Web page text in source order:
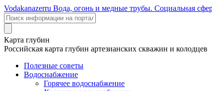
Vodakanazerru Вода, огонь и медные трубы. Социальная
Карта глубин
Российская карта глубин артезианских скважин и колодцев
Полезные советы
Водоснабжение
Горячее водоснабжение